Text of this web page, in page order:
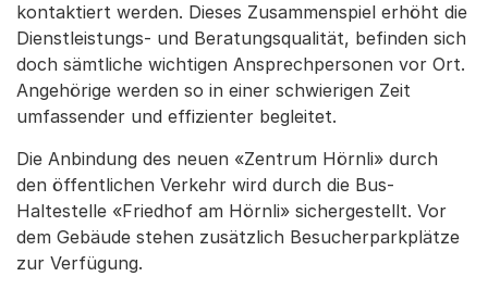
kontaktiert werden. Dieses Zusammenspiel erhöht die
Dienstleistungs- und Beratungsqualität, befinden sich
doch sämtliche wichtigen Ansprechpersonen vor Ort.
Angehörige werden so in einer schwierigen Zeit
umfassender und effizienter begleitet.
Die Anbindung des neuen «Zentrum Hörnli» durch
den öffentlichen Verkehr wird durch die Bus-
Haltestelle «Friedhof am Hörnli» sichergestellt. Vor
dem Gebäude stehen zusätzlich Besucherparkplätze
zur Verfügung.